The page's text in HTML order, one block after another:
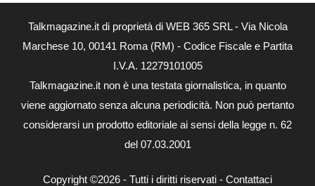
Talkmagazine.it di proprietà di WEB 365 SRL - Via Nicola
Marchese 10, 00141 Roma (RM) - Codice Fiscale e Partita
I.V.A. 12279101005
Talkmagazine.it non è una testata giornalistica, in quanto
viene aggiornato senza alcuna periodicità. Non può pertanto
considerarsi un prodotto editoriale ai sensi della legge n. 62
del 07.03.2001
Copyright ©2026 - Tutti i diritti riservati - Contattaci